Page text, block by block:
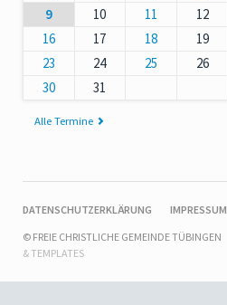
9
10 11 12
16
17 18 19
23
24 25 26
30
31
Alle Termine
NAVIGATION
DATENSCHUTZERKLÄRUNG
IMPRESSUM
© FREIE CHRISTLICHE GEMEINDE TÜBINGEN
& TEMPLATES